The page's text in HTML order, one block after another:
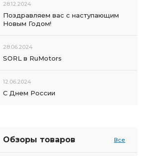
28.12.2024
Поздравляем вас с наступающим
Новым Годом!
28.06.2024
SORL в RuMotors
12.06.2024
С Днем России
Обзоры товаров Все